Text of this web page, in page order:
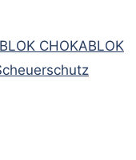
CHOKABLOK